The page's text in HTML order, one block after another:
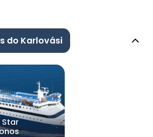
do Karlovási
Star